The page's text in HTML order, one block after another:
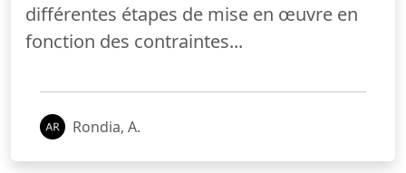
différentes étapes de mise en œuvre en
fonction des contraintes...
Rondia, A.